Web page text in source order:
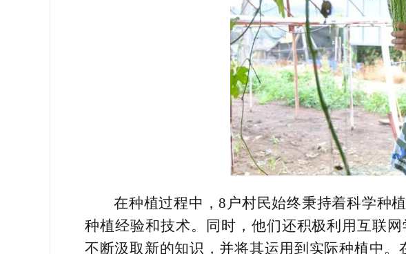
在种植过程中，8户村民始终秉持着科学种
种植经验和技术。同时，他们还积极利用互联
不断汲取新的知识，并将其运用到实际种植中。